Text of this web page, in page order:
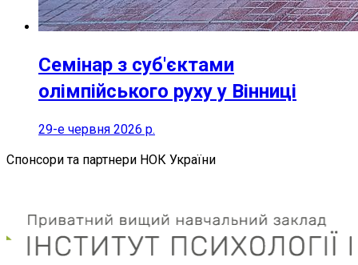
Семінар з суб'єктами
олімпійського руху у Вінниці
29-е червня 2026 р.
Спонсори та партнери НОК України